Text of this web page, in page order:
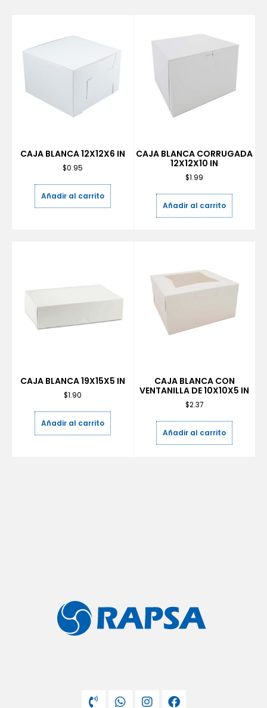
CAJA BLANCA 12X12X6 IN
$0.95
Añadir al carrito
CAJA BLANCA CORRUGADA
12X12X10 IN
$1.99
Añadir al carrito
CAJA BLANCA 19X15X5 IN
$1.90
Añadir al carrito
CAJA BLANCA CON
VENTANILLA DE 10X10X5 IN
$2.37
Añadir al carrito